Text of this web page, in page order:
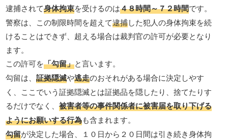
逮捕されて身体拘束を受けるのは４８時間～７２時間です。
警察は、この制限時間を超えて逮捕した犯人の身体拘束を続
けることはできず、超える場合は裁判官の許可が必要となり
ます。
この許可を「勾留」と言います。
勾留は、証拠隠滅や逃走のおそれがある場合に決定しやす
く、ここでいう証拠隠滅とは証拠品を隠したり、捨てたりす
るだけでなく、被害者等の事件関係者に被害届を取り下げる
ようにお願いする行為も含まれます。
勾留が決定した場合、１０日から２０日間は引き続き身体拘